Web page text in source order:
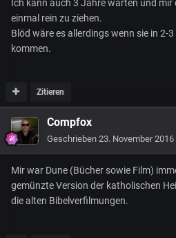
Ich kann auch 3 Jahre warten und mir
einmal rein zu ziehen.
Blöd wäre es allerdings wenn sie in 2-
kommen.
Zitieren
Compfox
Geschrieben 23. November 2016
Mir war Dune (Bücher sowie Film)
gemünzte Version der katholischen
die alten Bibelverfilmungen.